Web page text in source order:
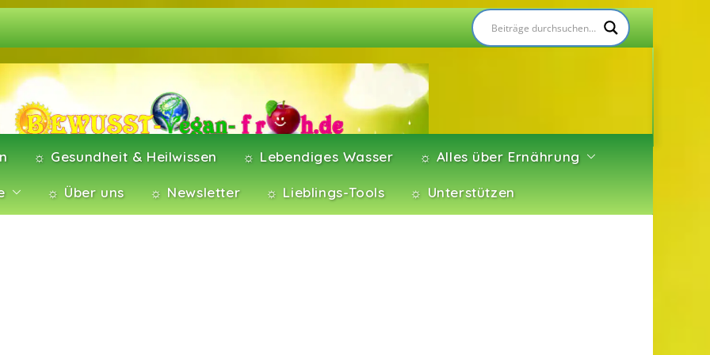
☼ Gesundheit & Heilwissen ☼ Lebendiges Wasser ☼ Alles über Ernährung
☼ Über uns ☼ Newsletter ☼ Lieblings-Tools ☼ Unterstützen